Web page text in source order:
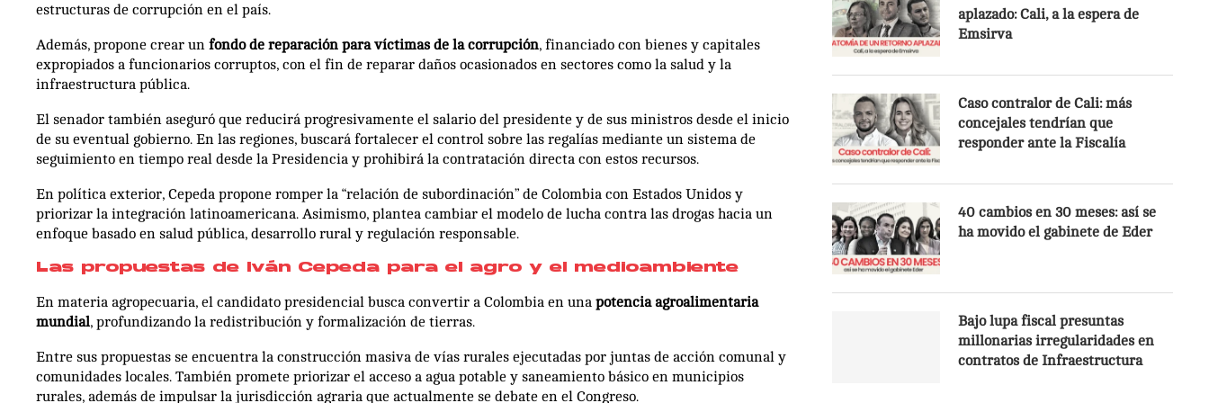
estructuras de corrupción en el país.
Además, propone crear un fondo de reparación para víctimas de la corrupción, financiado con bienes y capitales
expropiados a funcionarios corruptos, con el fin de reparar daños ocasionados en sectores como la salud y la
infraestructura pública.
El senador también aseguró que reducirá progresivamente el salario del presidente y de sus ministros desde el inicio
de su eventual gobierno. En las regiones, buscará fortalecer el control sobre las regalías mediante un sistema de
seguimiento en tiempo real desde la Presidencia y prohibirá la contratación directa con estos recursos.
En política exterior, Cepeda propone romper la “relación de subordinación” de Colombia con Estados Unidos y
priorizar la integración latinoamericana. Asimismo, plantea cambiar el modelo de lucha contra las drogas hacia un
enfoque basado en salud pública, desarrollo rural y regulación responsable.
Las propuestas de Iván Cepeda para el agro y el medioambiente
En materia agropecuaria, el candidato presidencial busca convertir a Colombia en una potencia agroalimentaria
mundial, profundizando la redistribución y formalización de tierras.
Entre sus propuestas se encuentra la construcción masiva de vías rurales ejecutadas por juntas de acción comunal y
comunidades locales. También promete priorizar el acceso a agua potable y saneamiento básico en municipios
rurales, además de impulsar la jurisdicción agraria que actualmente se debate en el Congreso.
aplazado: Cali, a la espera de
Emsirva
Caso contralor de Cali: más
concejales tendrían que
responder ante la Fiscalía
40 cambios en 30 meses: así se
ha movido el gabinete de Eder
Bajo lupa fiscal presuntas
millonarias irregularidades en
contratos de Infraestructura